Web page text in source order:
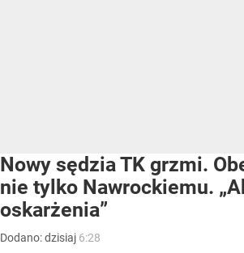
Nowy sędzia TK grzmi.
nie tylko Nawrockiemu.
oskarżenia”
Dodano:dzisiaj 6:28